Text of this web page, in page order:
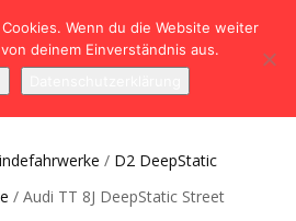
NAVIGATION
0
/ D2 DeepStatic
/ Audi TT 8J DeepStatic Street
Wenn du die Website weiter
deinem Einverständnis aus.